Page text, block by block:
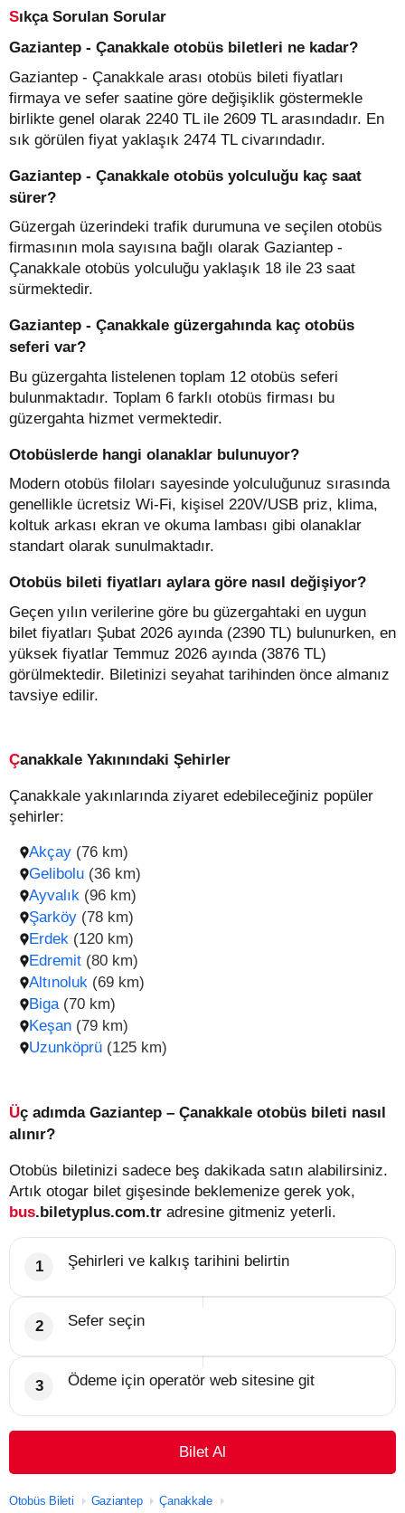
Sıkça Sorulan Sorular
Gaziantep - Çanakkale otobüs biletleri ne kadar?
Gaziantep - Çanakkale arası otobüs bileti fiyatları
firmaya ve sefer saatine göre değişiklik göstermekle
birlikte genel olarak 2240 TL ile 2609 TL arasındadır. En
sık görülen fiyat yaklaşık 2474 TL civarındadır.
Gaziantep - Çanakkale otobüs yolculuğu kaç saat
sürer?
Güzergah üzerindeki trafik durumuna ve seçilen otobüs
firmasının mola sayısına bağlı olarak Gaziantep -
Çanakkale otobüs yolculuğu yaklaşık 18 ile 23 saat
sürmektedir.
Gaziantep - Çanakkale güzergahında kaç otobüs
seferi var?
Bu güzergahta listelenen toplam 12 otobüs seferi
bulunmaktadır. Toplam 6 farklı otobüs firması bu
güzergahta hizmet vermektedir.
Otobüslerde hangi olanaklar bulunuyor?
Modern otobüs filoları sayesinde yolculuğunuz sırasında
genellikle ücretsiz Wi-Fi, kişisel 220V/USB priz, klima,
koltuk arkası ekran ve okuma lambası gibi olanaklar
standart olarak sunulmaktadır.
Otobüs bileti fiyatları aylara göre nasıl değişiyor?
Geçen yılın verilerine göre bu güzergahtaki en uygun
bilet fiyatları Şubat 2026 ayında (2390 TL) bulunurken, en
yüksek fiyatlar Temmuz 2026 ayında (3876 TL)
görülmektedir. Biletinizi seyahat tarihinden önce almanız
tavsiye edilir.
Çanakkale Yakınındaki Şehirler
Çanakkale yakınlarında ziyaret edebileceğiniz popüler
şehirler:
Akçay (76 km)
Edremit (80 km)
Gelibolu (36 km)
Altınoluk (69 km)
Ayvalık (96 km)
Biga (70 km)
Şarköy (78 km)
Keşan (79 km)
Erdek (120 km)
Uzunköprü (125 km)
Üç adımda Gaziantep – Çanakkale otobüs bileti nasıl
alınır?
Otobüs biletinizi sadece beş dakikada satın alabilirsiniz.
Artık otogar bilet gişesinde beklemenize gerek yok,
bus.biletyplus.com.tr adresine gitmeniz yeterli.
Şehirleri ve kalkış tarihini belirtin
Sefer seçin
Ödeme için operatör web sitesine git
Bilet Al
Otobüs Bileti Gaziantep
Çanakkale